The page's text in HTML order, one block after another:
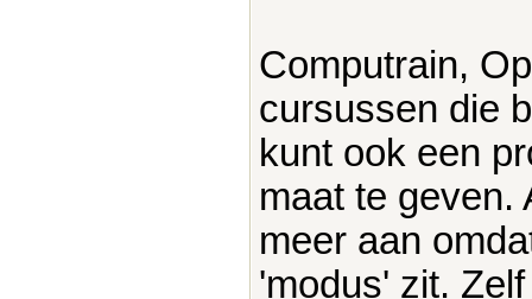
Computrain,
cursussen die
kunt ook een
maat te geven.
meer aan
'modus' zit.